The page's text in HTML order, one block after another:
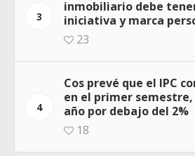
3
inmobiliario debe
iniciativa y marca
23
4
Cos prevé que el IPC
en el primer
año por debajo del 2%
18